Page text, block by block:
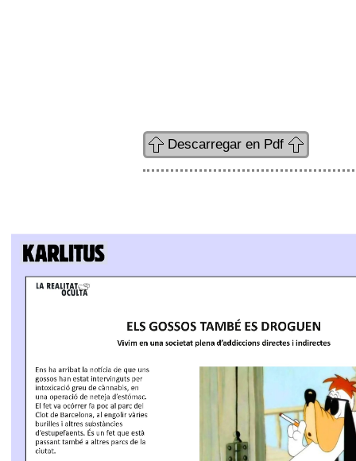
Descarregar en Pdf